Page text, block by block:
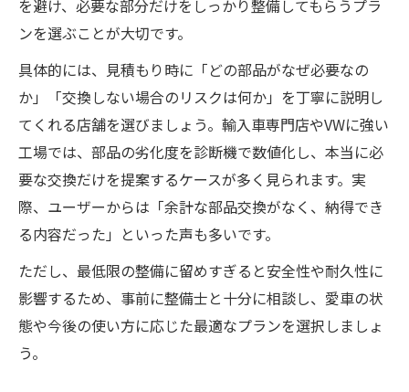
を避け、必要な部分だけをしっかり整備してもらうプラ
ンを選ぶことが大切です。
具体的には、見積もり時に「どの部品がなぜ必要なの
か」「交換しない場合のリスクは何か」を丁寧に説明し
てくれる店舗を選びましょう。輸入車専門店やVWに強い
工場では、部品の劣化度を診断機で数値化し、本当に必
要な交換だけを提案するケースが多く見られます。実
際、ユーザーからは「余計な部品交換がなく、納得でき
る内容だった」といった声も多いです。
ただし、最低限の整備に留めすぎると安全性や耐久性に
影響するため、事前に整備士と十分に相談し、愛車の状
態や今後の使い方に応じた最適なプランを選択しましょ
う。